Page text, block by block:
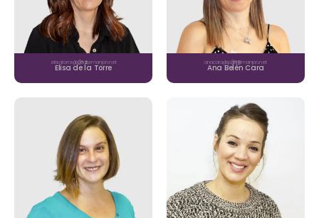
Elisa de la Torre
3º A
elisatorre@padremanjon.net
Ana Belén Cara
3º B
anacara@padremanjon.net